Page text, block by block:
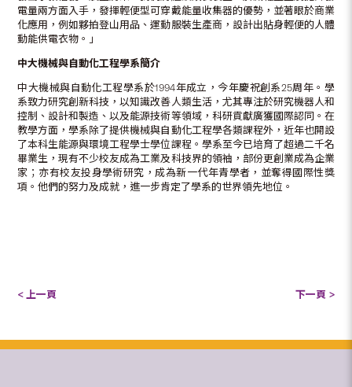
電量兩方面入手，發揮輕便型可穿戴能量收集器的優勢，並著眼於商業
化應用，例如夥拍登山用品、運動服裝生產商，設計出貼身輕便的人體
動能供電衣物。」
中大機械與自動化工程學系簡介
中大機械與自動化工程學系於1994年成立，今年慶祝創系25周年。學
系致力研究創新科技，以知識改善人類生活，尤其專注於研究機器人和
控制、設計和製造、以及能源技術等領域，科研貢獻廣獲國際認同。在
教學方面，學系除了提供機械與自動化工程學各類課程外，近年也開設
了本科生能源與環境工程學士學位課程。學系至今已培育了超過二千名
畢業生，現有不少校友成為工業及科技界的領袖，部份更創業成為企業
家；亦有校友投身學術研究，成為新一代年青學者，並奪得國際性獎
項。他們的努力及成就，進一步肯定了學系的世界領先地位。
< 上一頁 下一頁 >